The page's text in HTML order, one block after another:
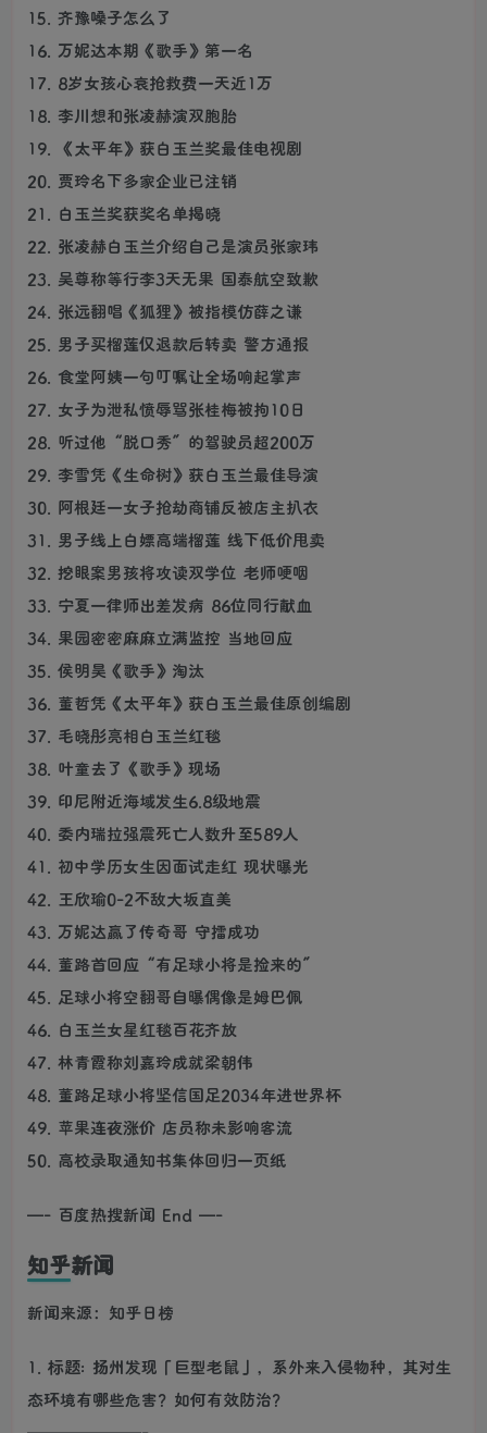
15. 齐豫嗓子怎么了
16. 万妮达本期《歌手》第一名
17. 8岁女孩心衰抢救费一天近1万
18. 李川想和张凌赫演双胞胎
19. 《太平年》获白玉兰奖最佳电视剧
20. 贾玲名下多家企业已注销
21. 白玉兰奖获奖名单揭晓
22. 张凌赫白玉兰介绍自己是演员张家玮
23. 吴尊称等行李3天无果 国泰航空致歉
24. 张远翻唱《狐狸》被指模仿薛之谦
25. 男子买榴莲仅退款后转卖 警方通报
26. 食堂阿姨一句叮嘱让全场响起掌声
27. 女子为泄私愤辱骂张桂梅被拘10日
28. 听过他“脱口秀”的驾驶员超200万
29. 李雪凭《生命树》获白玉兰最佳导演
30. 阿根廷一女子抢劫商铺反被店主扒衣
31. 男子线上白嫖高端榴莲 线下低价甩卖
32. 挖眼案男孩将攻读双学位 老师哽咽
33. 宁夏一律师出差发病 86位同行献血
34. 果园密密麻麻立满监控 当地回应
35. 侯明昊《歌手》淘汰
36. 董哲凭《太平年》获白玉兰最佳原创编剧
37. 毛晓彤亮相白玉兰红毯
38. 叶童去了《歌手》现场
39. 印尼附近海域发生6.8级地震
40. 委内瑞拉强震死亡人数升至589人
41. 初中学历女生因面试走红 现状曝光
42. 王欣瑜0-2不敌大坂直美
43. 万妮达赢了传奇哥 守擂成功
44. 董路首回应“有足球小将是捡来的”
45. 足球小将空翻哥自曝偶像是姆巴佩
46. 白玉兰女星红毯百花齐放
47. 林青霞称刘嘉玲成就梁朝伟
48. 董路足球小将坚信国足2034年进世界杯
49. 苹果连夜涨价 店员称未影响客流
50. 高校录取通知书集体回归一页纸
—- 百度热搜新闻 End —-
知乎新闻
新闻来源：知乎日榜
1. 标题: 扬州发现「巨型老鼠」，系外来入侵物种，其对生
态环境有哪些危害？如何有效防治？